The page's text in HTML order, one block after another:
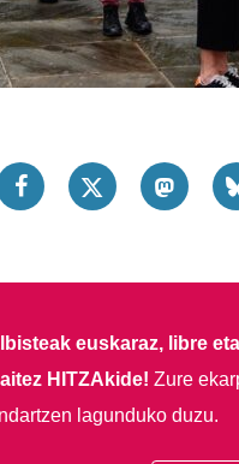
euskaraz, libre
HITZAkide! Zure
lagunduko duzu.